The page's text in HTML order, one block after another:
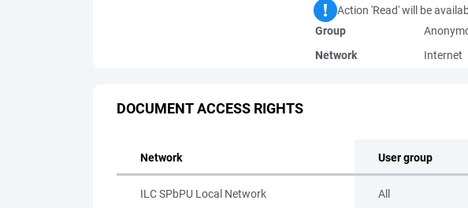
Action 'Read' will be
Group
Network
Internet
DOCUMENT ACCESS RIGHTS
Network User group
ILC SPbPU Local Network All